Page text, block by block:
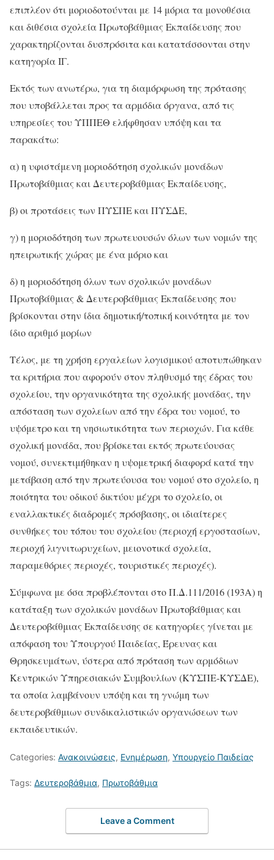
επιπλέον ότι μοριοδοτούνται με 14 μόρια τα μονοθέσια
και διθέσια σχολεία Πρωτοβάθμιας Εκπαίδευσης που
χαρακτηρίζονται δυσπρόσιτα και κατατάσσονται στην
κατηγορία ΙΓ.
Εκτός των ανωτέρω, για τη διαμόρφωση της πρότασης
που υποβάλλεται προς τα αρμόδια όργανα, από τις
υπηρεσίες του ΥΠΠΕΘ ελήφθησαν υπόψη και τα
παρακάτω:
α) η υφιστάμενη μοριοδότηση σχολικών μονάδων
Πρωτοβάθμιας και Δευτεροβάθμιας Εκπαίδευσης,
β) οι προτάσεις των ΠΥΣΠΕ και ΠΥΣΔΕ,
γ) η μοριοδότηση των πρωτευουσών όλων των νομών της
ηπειρωτικής χώρας με ένα μόριο και
δ) η μοριοδότηση όλων των σχολικών μονάδων
Πρωτοβάθμιας & Δευτεροβάθμιας Εκπαίδευσης που
βρίσκονται στην ίδια δημοτική/τοπική κοινότητα με τον
ίδιο αριθμό μορίων
Τέλος, με τη χρήση εργαλείων λογισμικού αποτυπώθηκαν
τα κριτήρια που αφορούν στον πληθυσμό της έδρας του
σχολείου, την οργανικότητα της σχολικής μονάδας, την
απόσταση των σχολείων από την έδρα του νομού, το
υψόμετρο και τη νησιωτικότητα των περιοχών. Για κάθε
σχολική μονάδα, που βρίσκεται εκτός πρωτεύουσας
νομού, συνεκτιμήθηκαν η υψομετρική διαφορά κατά την
μετάβαση από την πρωτεύουσα του νομού στο σχολείο, η
ποιότητα του οδικού δικτύου μέχρι το σχολείο, οι
εναλλακτικές διαδρομές πρόσβασης, οι ιδιαίτερες
συνθήκες του τόπου του σχολείου (περιοχή εργοστασίων,
περιοχή λιγνιτωρυχείων, μειονοτικά σχολεία,
παραμεθόριες περιοχές, τουριστικές περιοχές).
Σύμφωνα με όσα προβλέπονται στο Π.Δ.111/2016 (193Α) η
κατάταξη των σχολικών μονάδων Πρωτοβάθμιας και
Δευτεροβάθμιας Εκπαίδευσης σε κατηγορίες γίνεται με
απόφαση του Υπουργού Παιδείας, Έρευνας και
Θρησκευμάτων, ύστερα από πρόταση των αρμόδιων
Κεντρικών Υπηρεσιακών Συμβουλίων (ΚΥΣΠΕ-ΚΥΣΔΕ),
τα οποία λαμβάνουν υπόψη και τη γνώμη των
δευτεροβάθμιων συνδικαλιστικών οργανώσεων των
εκπαιδευτικών.
Categories: Ανακοινώσεις, Ενημέρωση, Υπουργείο Παιδείας
Tags: Δευτεροβάθμια, Πρωτοβάθμια
Leave a Comment